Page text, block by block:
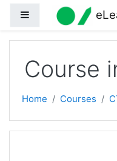
Skip to main content
Side panel
Course
Home Courses